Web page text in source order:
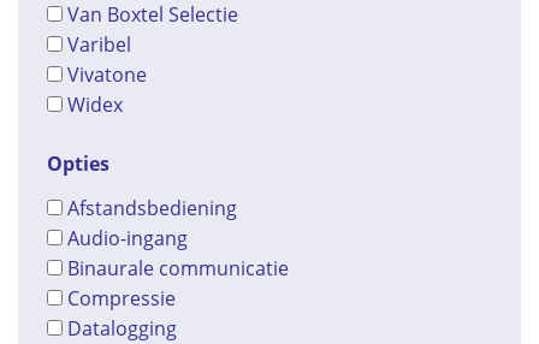
Van Boxtel Selectie
Varibel
Vivatone
Widex
Opties
Afstandsbediening
Audio-ingang
Binaurale communicatie
Compressie
Datalogging